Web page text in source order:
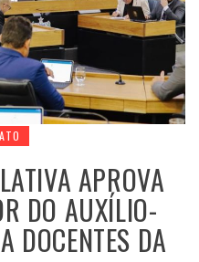
APROVA
DO AUXÍLIO-
DOCENTES DA